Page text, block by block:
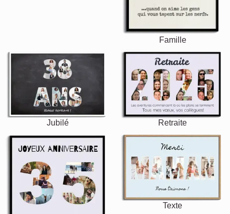
Famille
Jubilé Retraite
Texte